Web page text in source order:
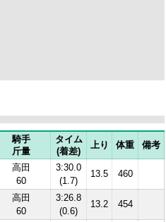
騎手
斤量
タイム
(着差)
上り 体重 備考
高田
60
3:30.0
(1.7)
13.5 460
高田
60
3:26.8
(0.6)
13.2 454